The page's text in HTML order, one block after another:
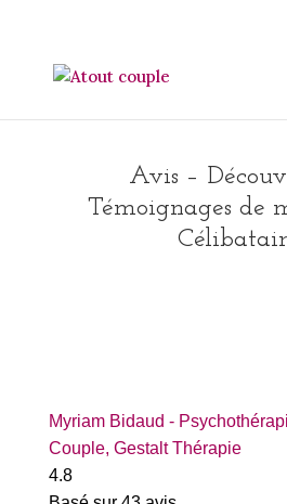
Avis –
Témoignages de
Myriam Bidaud -
Couple, Gestalt Thérapie
4.8